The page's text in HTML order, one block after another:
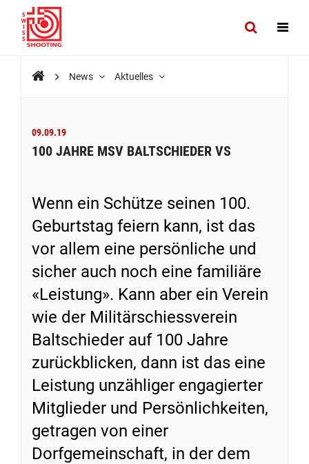
News Aktuelles
09.09.19
100 JAHRE MSV BALTSCHIEDER VS
Wenn ein Schütze seinen 100.
Geburtstag feiern kann, ist das
vor allem eine persönliche und
sicher auch noch eine familiäre
«Leistung». Kann aber ein Verein
wie der Militärschiessverein
Baltschieder auf 100 Jahre
zurückblicken, dann ist das eine
Leistung unzähliger engagierter
Mitglieder und Persönlichkeiten,
getragen von einer
Dorfgemeinschaft, in der dem